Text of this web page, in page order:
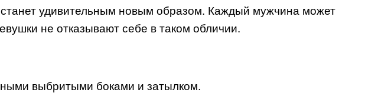
удивительным новым образом. Каждый мужчина может
не отказывают себе в таком обличии.
выбритыми боками и затылком.